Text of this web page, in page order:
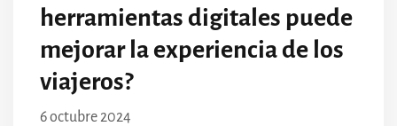
herramientas digitales puede
mejorar la experiencia de los
viajeros?
6 octubre 2024